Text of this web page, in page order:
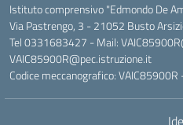
Istituto comprensivo "Edmondo De
Via Pastrengo, 3 - 21052 Busto
Tel 0331683427 - Mail:
VAIC85900R@pec.istruzione.it
Codice meccanografico: